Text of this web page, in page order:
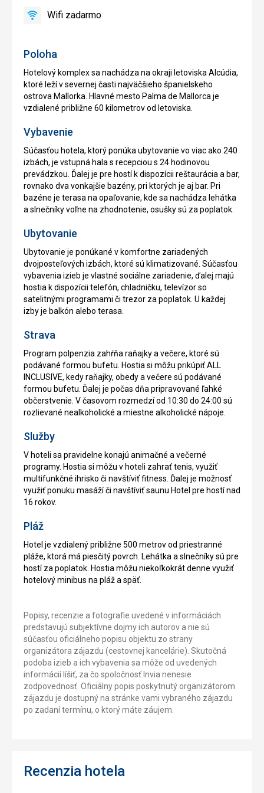
Poloha
Hotelový komplex sa nachádza na okraji letoviska Alcúdia,
ktoré leží v severnej časti najväčšieho španielskeho
ostrova Mallorka. Hlavné mesto Palma de Mallorca je
vzdialené približne 60 kilometrov od letoviska.
Vybavenie
Súčasťou hotela, ktorý ponúka ubytovanie vo viac ako 240
izbách, je vstupná hala s recepciou s 24 hodinovou
prevádzkou. Ďalej je pre hostí k dispozícii reštaurácia a bar,
rovnako dva vonkajšie bazény, pri ktorých je aj bar. Pri
bazéne je terasa na opaľovanie, kde sa nachádza lehátka
a slnečníky voľne na zhodnotenie, osušky sú za poplatok.
Ubytovanie
Ubytovanie je ponúkané v komfortne zariadených
dvojposteľových izbách, ktoré sú klimatizované. Súčasťou
vybavenia izieb je vlastné sociálne zariadenie, ďalej majú
hostia k dispozícii telefón, chladničku, televízor so
satelitnými programami či trezor za poplatok. U každej
izby je balkón alebo terasa.
Strava
Program polpenzia zahŕňa raňajky a večere, ktoré sú
podávané formou bufetu. Hostia si môžu prikúpiť ALL
INCLUSIVE, kedy raňajky, obedy a večere sú podávané
formou bufetu. Ďalej je počas dňa pripravované ľahké
občerstvenie. V časovom rozmedzí od 10:30 do 24:00 sú
rozlievané nealkoholické a miestne alkoholické nápoje.
Služby
V hoteli sa pravidelne konajú animačné a večerné
programy. Hostia si môžu v hoteli zahrať tenis, využiť
multifunkčné ihrisko či navštíviť fitness. Ďalej je možnosť
využiť ponuku masáží či navštíviť saunu.Hotel pre hostí nad
16 rokov.
Pláž
Hotel je vzdialený približne 500 metrov od priestranné
pláže, ktorá má piesčitý povrch. Lehátka a slnečníky sú pre
hostí za poplatok. Hostia môžu niekoľkokrát denne využiť
hotelový minibus na pláž a späť.
Popisy, recenzie a fotografie uvedené v informáciách
predstavujú subjektívne dojmy ich autorov a nie sú
súčasťou oficiálneho popisu objektu zo strany
organizátora zájazdu (cestovnej kancelárie). Skutočná
podoba izieb a ich vybavenia sa môže od uvedených
informácií líšiť, za čo spoločnosť Invia nenesie
zodpovednosť. Oficiálny popis poskytnutý organizátorom
zájazdu je dostupný na stránke vami vybraného zájazdu
po zadaní termínu, o ktorý máte záujem.
Wifi
Wifi zadarmo
áno
Recenzia hotela